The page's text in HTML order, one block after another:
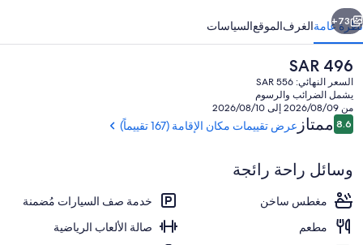
واجهة المنشأة - في المساء/الليل
التالي
73+
نظرة عامةالغرفالموقعالسياسات
السعر
الحالي
هو
SAR
496
SAR 496
السعر النهائي: SAR 556
يشمل الضرائب والرسوم
من 2026/08/09 إلى 2026/08/10
التقييمات
8.68.6 من 10ممتاز عرض تقييمات مكان الإقامة (167 تقييماً)
وسائل راحة رائجة
مغطس ساخن
خدمة صف السيارات مُضمنة
مطعم
صالة الألعاب الرياضية